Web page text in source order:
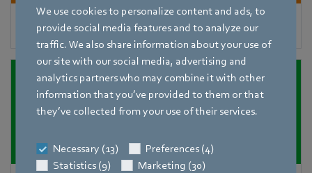
We use cookies to personalize content and ads, to
provide social media features and to analyze our
traffic. We also share information about your use of
our site with our social media, advertising and
analytics partners who may combine it with other
information that you’ve provided to them or that
they’ve collected from your use of their services.
Necessary (13)
Preferences (4)
Statistics (9)
Marketing (30)
Unités de ventilation centralisées